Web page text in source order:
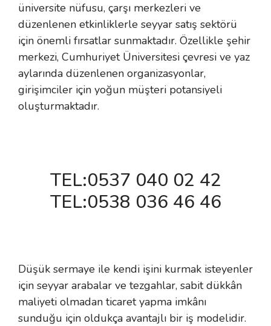
Makineleri
Mısır) Makinesi
Malzemeleri
üniversite nüfusu, çarşı merkezleri ve
düzenlenen etkinliklerle seyyar satış sektörü
için önemli fırsatlar sunmaktadır. Özellikle şehir
merkezi, Cumhuriyet Üniversitesi çevresi ve yaz
aylarında düzenlenen organizasyonlar,
girişimciler için yoğun müşteri potansiyeli
oluşturmaktadır.
TEL:0537 040 02 42
TEL:0538 036 46 46
Düşük sermaye ile kendi işini kurmak isteyenler
için seyyar arabalar ve tezgahlar, sabit dükkân
maliyeti olmadan ticaret yapma imkânı
sunduğu için oldukça avantajlı bir iş modelidir.